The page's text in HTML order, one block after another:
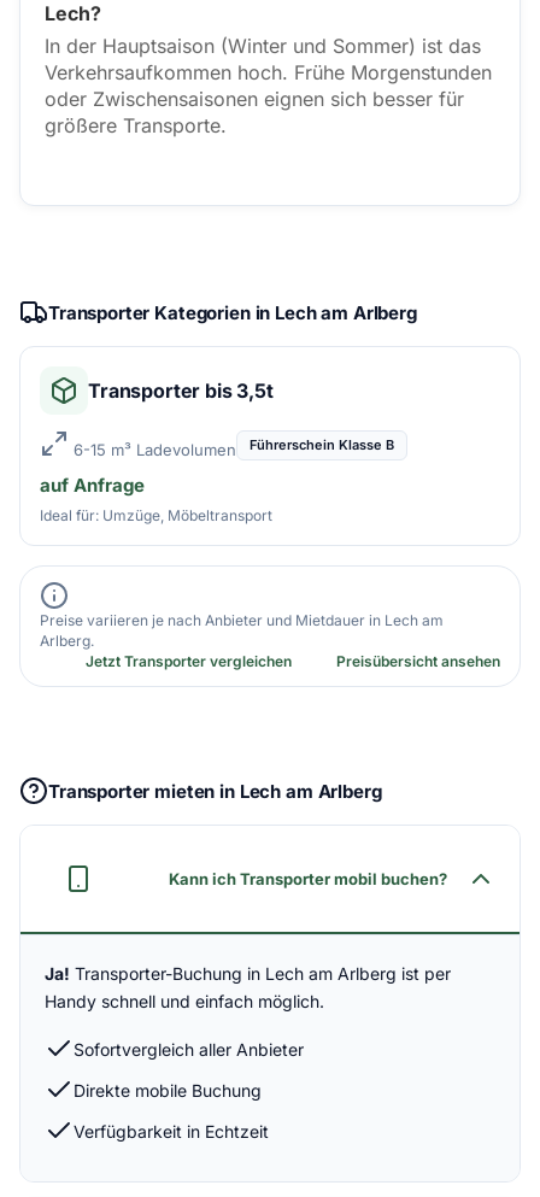
Lech?
In der Hauptsaison (Winter und Sommer) ist das
Verkehrsaufkommen hoch. Frühe Morgenstunden
oder Zwischensaisonen eignen sich besser für
größere Transporte.
Transporter Kategorien in Lech am Arlberg
Transporter bis 3,5t
6-15 m³ Ladevolumen Führerschein Klasse B
auf Anfrage
Ideal für: Umzüge, Möbeltransport
Preise variieren je nach Anbieter und Mietdauer in Lech am
Arlberg.
Jetzt Transporter vergleichen
Preisübersicht ansehen
Transporter mieten in Lech am Arlberg
Kann ich Transporter mobil buchen?
Ja! Transporter-Buchung in Lech am Arlberg ist per
Handy schnell und einfach möglich.
Sofortvergleich aller Anbieter
Direkte mobile Buchung
Verfügbarkeit in Echtzeit